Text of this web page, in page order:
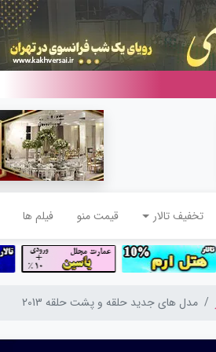
تخفیف تالار قیمت منو فیلم ها
مدل های جدید حلقه و پشت حلقه 2013